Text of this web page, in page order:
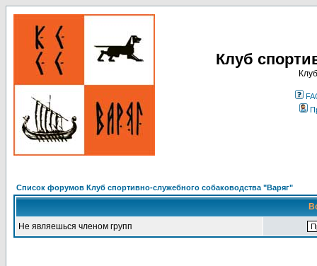
Клуб
Список форумов Клуб спортивно-служебного собаководства "Варяг"
Не являешься членом групп